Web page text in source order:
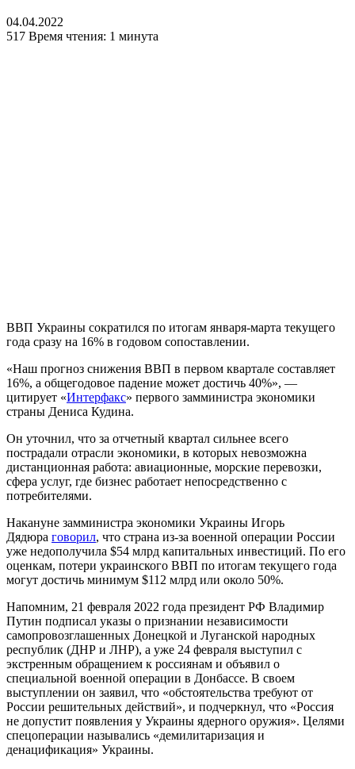
04.04.2022
517 Время чтения: 1 минута
ВВП Украины сократился по итогам января-марта текущего
года сразу на 16% в годовом сопоставлении.
«Наш прогноз снижения ВВП в первом квартале составляет
16%, а общегодовое падение может достичь 40%», —
цитирует «Интерфакс» первого замминистра экономики
страны Дениса Кудина.
Он уточнил, что за отчетный квартал сильнее всего
пострадали отрасли экономики, в которых невозможна
дистанционная работа: авиационные, морские перевозки,
сфера услуг, где бизнес работает непосредственно с
потребителями.
Накануне замминистра экономики Украины Игорь
Дядюра говорил, что страна из-за военной операции России
уже недополучила $54 млрд капитальных инвестиций. По его
оценкам, потери украинского ВВП по итогам текущего года
могут достичь минимум $112 млрд или около 50%.
Напомним, 21 февраля 2022 года президент РФ Владимир
Путин подписал указы о признании независимости
самопровозглашенных Донецкой и Луганской народных
республик (ДНР и ЛНР), а уже 24 февраля выступил с
экстренным обращением к россиянам и объявил о
специальной военной операции в Донбассе. В своем
выступлении он заявил, что «обстоятельства требуют от
России решительных действий», и подчеркнул, что «Россия
не допустит появления у Украины ядерного оружия». Целями
спецоперации назывались «демилитаризация и
денацификация» Украины.